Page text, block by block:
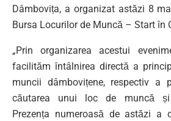
Dâmbovița, a organizat astăzi 8
Bursa Locurilor de Muncă – Start în
„Prin organizarea acestui
facilităm întâlnirea directă a
muncii dâmbovițene, respectiv a
căutarea unui loc de muncă și
Prezența numeroasă de astăzi a